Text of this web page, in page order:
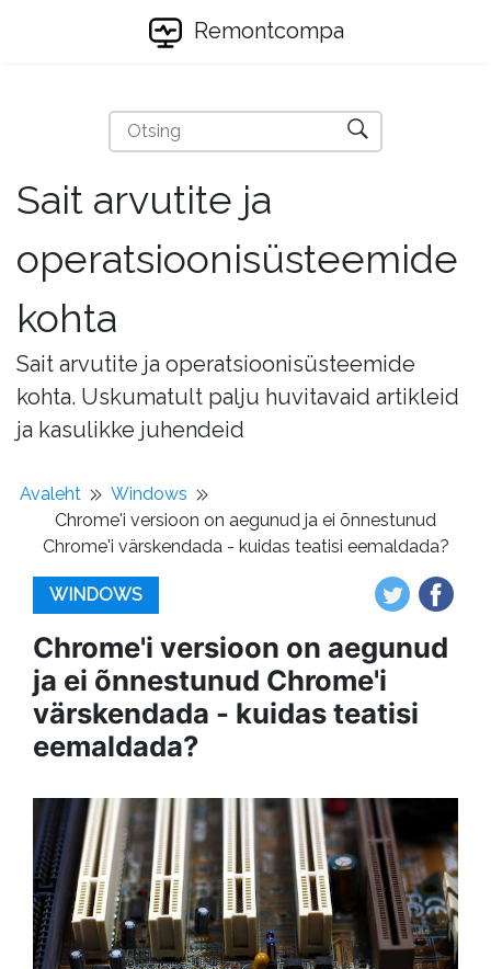
Remontcompa
Sait arvutite ja
operatsioonisüsteemide
kohta
Sait arvutite ja operatsioonisüsteemide
kohta. Uskumatult palju huvitavaid artikleid
ja kasulikke juhendeid
Avaleht
Windows
Chrome'i versioon on aegunud ja ei õnnestunud
Chrome'i värskendada - kuidas teatisi eemaldada?
WINDOWS
Chrome'i versioon on aegunud
ja ei õnnestunud Chrome'i
värskendada - kuidas teatisi
eemaldada?